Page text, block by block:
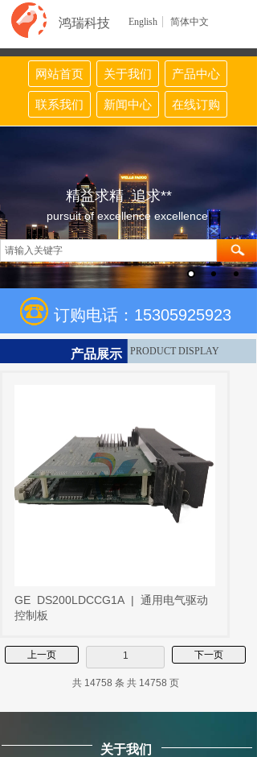
鸿瑞科技 English 简体中文
网站首页 关于我们 产品中心
联系我们 新闻中心 在线订购
精益求精 追求**
pursuit of excellence excellence
订购电话：15305925923
PRODUCT DISPLAY
产品展示
GE DS200LDCCG1A | 通用电气驱动
控制板
上一页 1 下一页
共 14758 条 共 14758 页
关于我们